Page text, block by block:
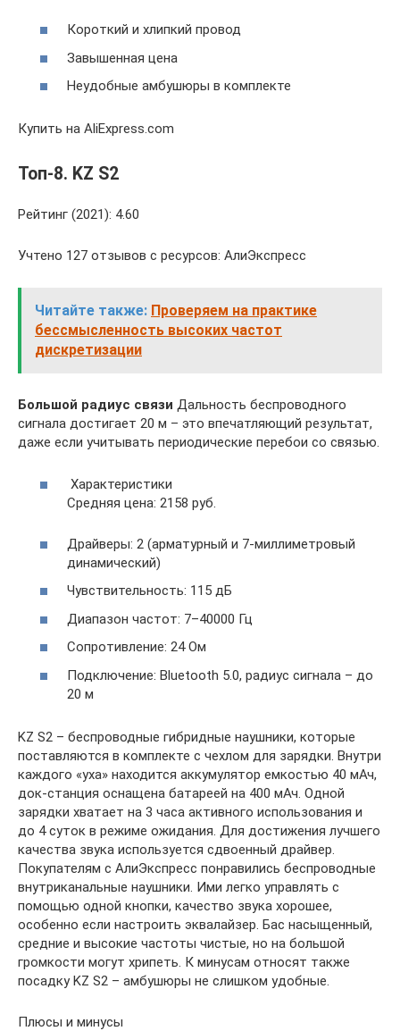
Короткий и хлипкий провод
Завышенная цена
Неудобные амбушюры в комплекте
Купить на AliExpress.com
Топ-8. KZ S2
Рейтинг (2021): 4.60
Учтено 127 отзывов с ресурсов: АлиЭкспресс
Читайте также: Проверяем на практике
бессмысленность высоких частот
дискретизации
Большой радиус связи Дальность беспроводного
сигнала достигает 20 м – это впечатляющий результат,
даже если учитывать периодические перебои со связью.
Характеристики
Средняя цена: 2158 руб.
Драйверы: 2 (арматурный и 7-миллиметровый
динамический)
Чувствительность: 115 дБ
Диапазон частот: 7–40000 Гц
Сопротивление: 24 Ом
Подключение: Bluetooth 5.0, радиус сигнала – до
20 м
KZ S2 – беспроводные гибридные наушники, которые
поставляются в комплекте с чехлом для зарядки. Внутри
каждого «уха» находится аккумулятор емкостью 40 мАч,
док-станция оснащена батареей на 400 мАч. Одной
зарядки хватает на 3 часа активного использования и
до 4 суток в режиме ожидания. Для достижения лучшего
качества звука используется сдвоенный драйвер.
Покупателям с АлиЭкспресс понравились беспроводные
внутриканальные наушники. Ими легко управлять с
помощью одной кнопки, качество звука хорошее,
особенно если настроить эквалайзер. Бас насыщенный,
средние и высокие частоты чистые, но на большой
громкости могут хрипеть. К минусам относят также
посадку KZ S2 – амбушюры не слишком удобные.
Плюсы и минусы